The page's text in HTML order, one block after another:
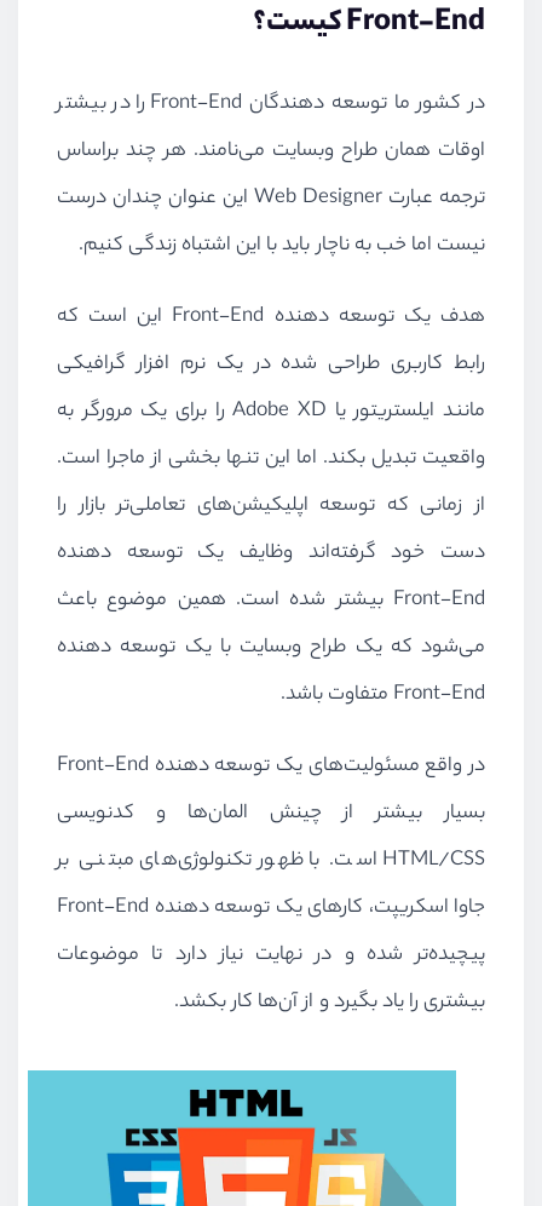
Front-Endکیست؟
در کشور ما توسعه دهندگان Front-End را در بیشتر
اوقات همان طراح وبسایت می‌نامند. هر چند براساس
ترجمه عبارت Web Designerاین عنوان چندان درست
نیست اما خب به ناچار باید با این اشتباه زندگی کنیم.
هدف یک توسعه دهنده Front-End این است که
رابط کاربری طراحی شده در یک نرم افزار گرافیکی
مانند ایلستریتور یا Adobe XDرا برای یک مرورگر به
واقعیت تبدیل بکند. اما این تنها بخشی از ماجرا است.
از زمانی که توسعه اپلیکیشن‌های تعاملی‌تر بازار را
دست خود گرفته‌اند وظایف یک توسعه دهنده
Front-End بیشتر شده است. همین موضوع باعث
می‌شود که یک طراح وبسایت با یک توسعه دهنده
Front-End متفاوت باشد.
در واقع مسئولیت‌های یک توسعه دهنده Front-End
بسیار بیشتر از چینش المان‌ها و کدنویسی
HTML/CSS است. با ظهور تکنولوژی‌های مبتنی بر
جاوا اسکریپت، کارهای یک توسعه دهنده Front-End
پیچیده‌تر شده و در نهایت نیاز دارد تا موضوعات
بیشتری را یاد بگیرد و از آن‌ها کار بکشد.